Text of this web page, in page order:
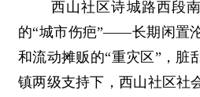
西山社区诗城路西段南
的“城市伤疤”——长期闲置
和流动摊贩的“重灾区”，脏
镇两级支持下，西山社区社